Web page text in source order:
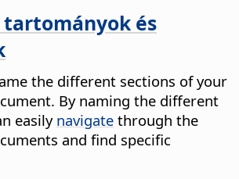
és
the different sections of your
By naming the different
easily navigate through the
and find specific